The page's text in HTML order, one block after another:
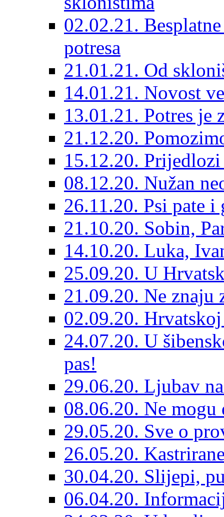
02.02.21.
potresa
21.01.21. Od
14.01.21. Novost
13.01.21. Potres je
21.12.20.
15.12.20.
08.12.20. Nužan
26.11.20. Psi pate
21.10.20. Sobin,
14.10.20. Luka,
25.09.20. U
21.09.20. Ne znaju
02.09.20.
24.07.20. U
pas!
29.06.20. Ljubav
08.06.20. Ne
29.05.20. Sve o
26.05.20.
30.04.20. Slijepi,
06.04.20.